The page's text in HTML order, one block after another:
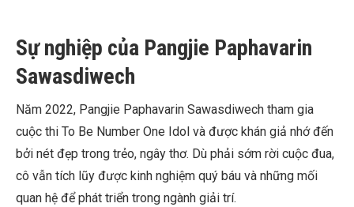
Sự nghiệp của Pangjie Paphavarin
Sawasdiwech
Năm 2022, Pangjie Paphavarin Sawasdiwech tham gia
cuộc thi To Be Number One Idol và được khán giả nhớ đến
bởi nét đẹp trong trẻo, ngây thơ. Dù phải sớm rời cuộc đua,
cô vẫn tích lũy được kinh nghiệm quý báu và những mối
quan hệ để phát triển trong ngành giải trí.